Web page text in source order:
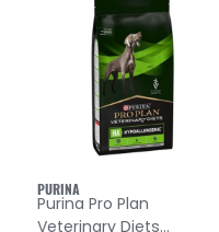
PURINA
Purina Pro Plan
Veterinary Diets